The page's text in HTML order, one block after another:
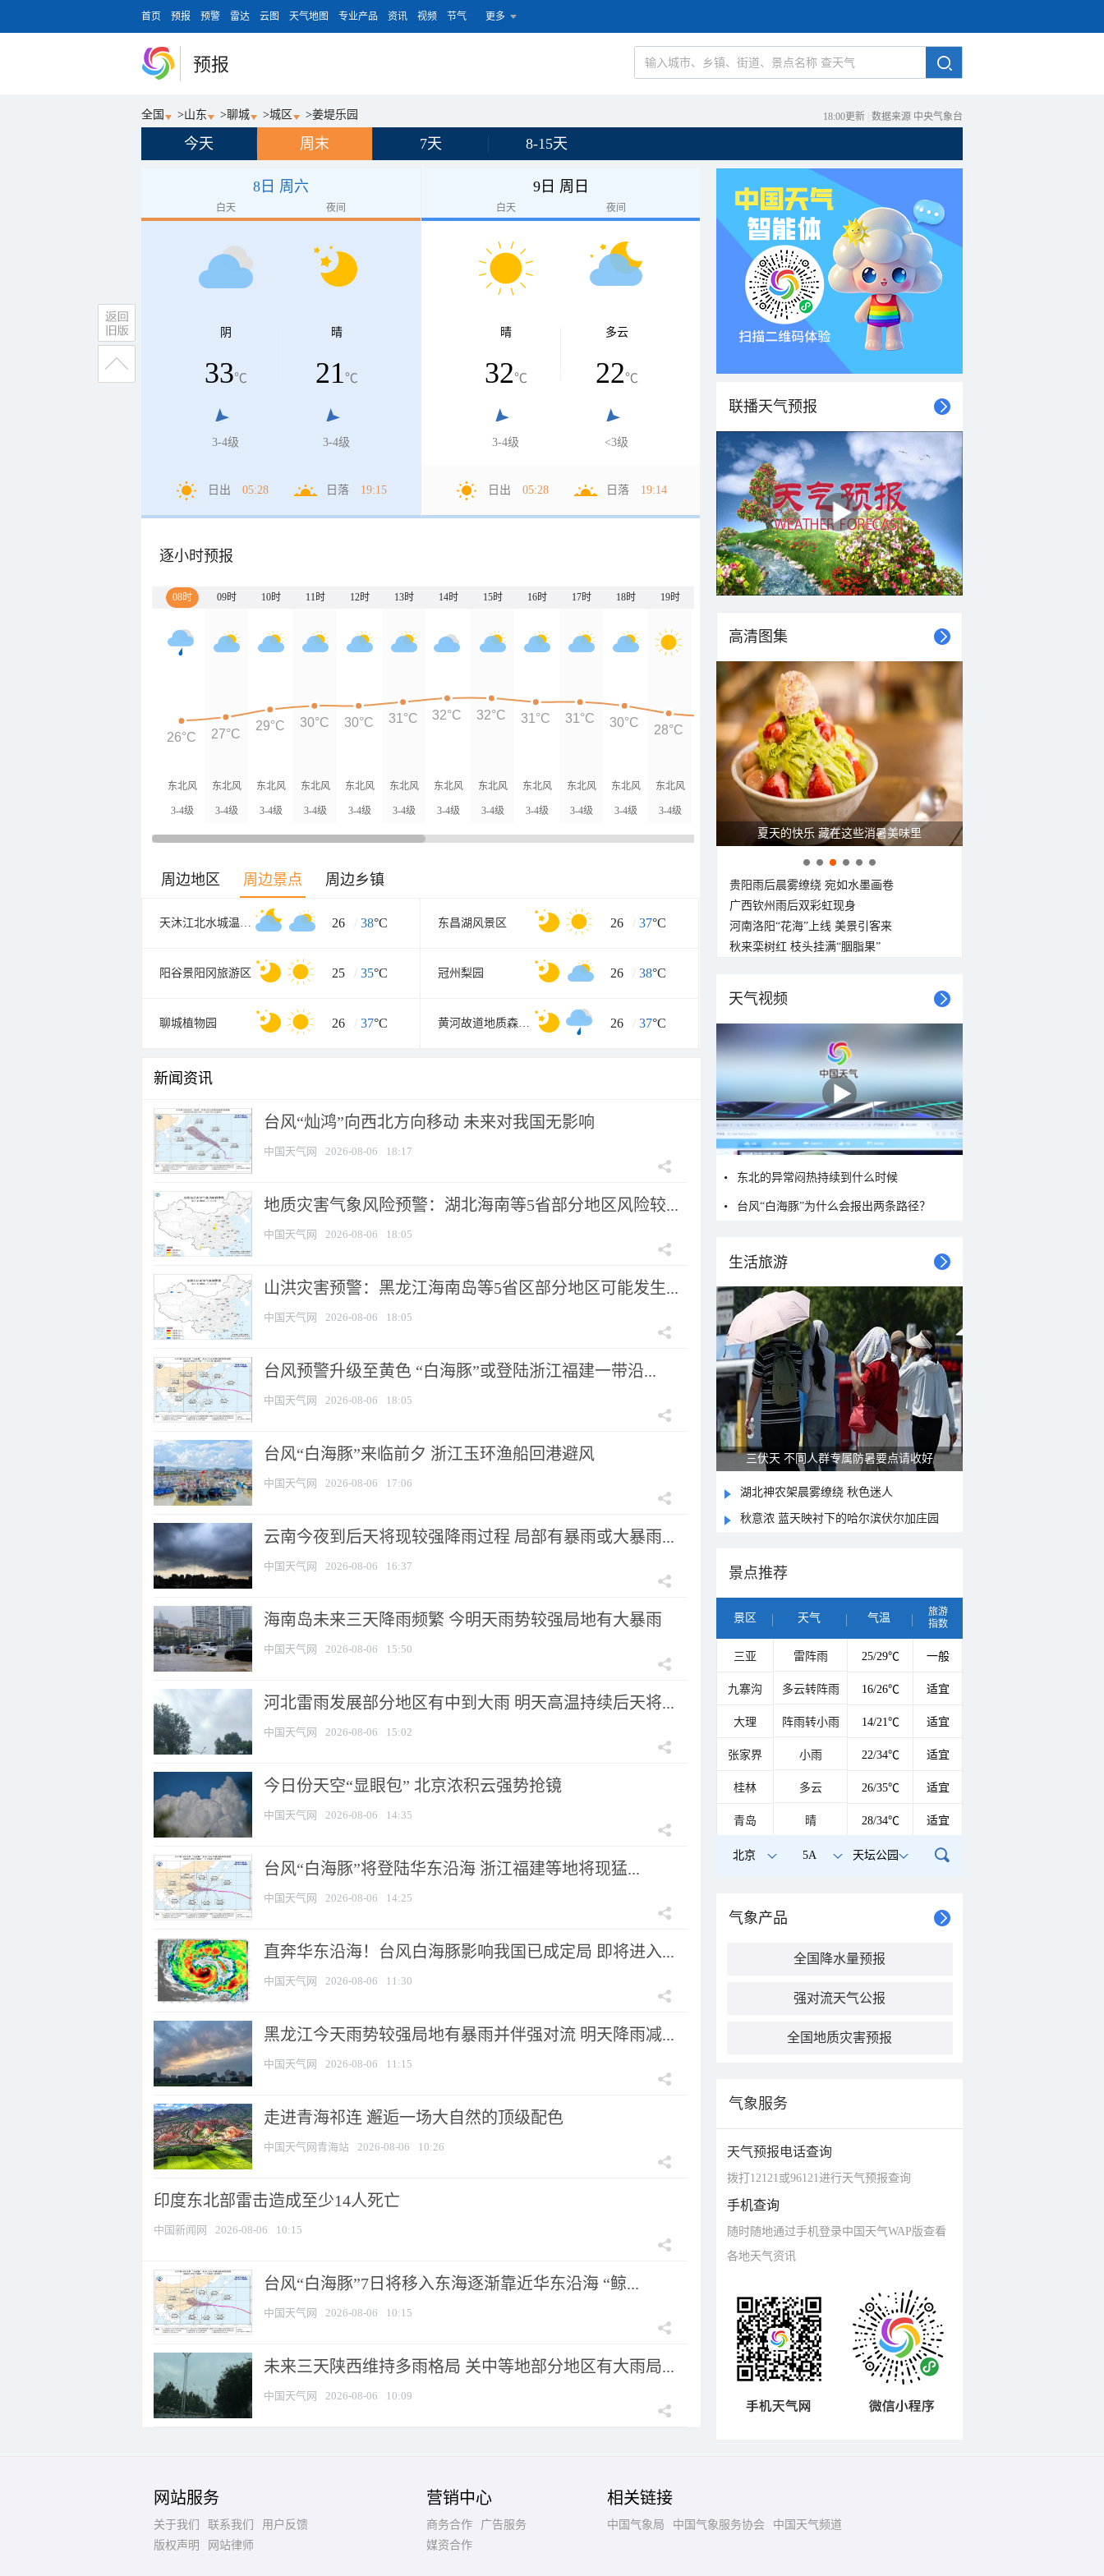
首页 预报 预警 雷达 云图 天气地图 专业产品 资讯 视频 节气 更多
预报
全国 >山东 >聊城 >城区 >姜堤乐园 18:00更新 数据来源 中央气象台
今天 周末 7天 8-15天
8日 周六
白天 夜间
阴
33℃
3-4级
晴
21℃
3-4级
日出 05:28 日落 19:15
9日 周日
白天 夜间
晴
32℃
3-4级
多云
22℃
<3级
日出 05:28 日落 19:14
逐小时预报
08时 09时 10时 11时 12时 13时 14时 15时 16时 17时 18时 19时 20时 21时 22时 23时 00时 01时
东北风
3-4级
东北风
3-4级
东北风
3-4级
东北风
3-4级
东北风
3-4级
东北风
3-4级
东北风
3-4级
东北风
3-4级
东北风
3-4级
东北风
3-4级
东北风
3-4级
东北风
3-4级
东北风
<3级
东北风
<3级
东北风
<3级
东北风
<3级
东北风
<3级
26°C 27°C
29°C 30°C 30°C 31°C 32°C 32°C 31°C 31°C 30°C
28°C
26°C 25°C 24°C
周边地区 周边景点 周边乡镇
天沐江北水城温泉度假村 26 / 38°C 东昌湖风景区 26 / 37°C
阳谷景阳冈旅游区 25 / 35°C 冠州梨园 26 / 38°C
聊城植物园 26 / 37°C 黄河故道地质森林公园 26 / 37°C
新闻资讯
台风“灿鸿”向西北方向移动 未来对我国无影响
中国天气网 2026-08-06 18:17
地质灾害气象风险预警：湖北海南等5省部分地区风险较...
中国天气网 2026-08-06 18:05
山洪灾害预警：黑龙江海南岛等5省区部分地区可能发生...
中国天气网 2026-08-06 18:05
台风预警升级至黄色 “白海豚”或登陆浙江福建一带沿...
中国天气网 2026-08-06 18:05
台风“白海豚”来临前夕 浙江玉环渔船回港避风
中国天气网 2026-08-06 17:06
云南今夜到后天将现较强降雨过程 局部有暴雨或大暴雨...
中国天气网 2026-08-06 16:37
海南岛未来三天降雨频繁 今明天雨势较强局地有大暴雨
中国天气网 2026-08-06 15:50
河北雷雨发展部分地区有中到大雨 明天高温持续后天将...
中国天气网 2026-08-06 15:02
今日份天空“显眼包” 北京浓积云强势抢镜
中国天气网 2026-08-06 14:35
台风“白海豚”将登陆华东沿海 浙江福建等地将现猛...
中国天气网 2026-08-06 14:25
直奔华东沿海！台风白海豚影响我国已成定局 即将进入...
中国天气网 2026-08-06 11:30
黑龙江今天雨势较强局地有暴雨并伴强对流 明天降雨减...
中国天气网 2026-08-06 11:15
走进青海祁连 邂逅一场大自然的顶级配色
中国天气网青海站 2026-08-06 10:26
印度东北部雷击造成至少14人死亡
中国新闻网 2026-08-06 10:15
台风“白海豚”7日将移入东海逐渐靠近华东沿海 “鲸...
中国天气网 2026-08-06 10:15
未来三天陕西维持多雨格局 关中等地部分地区有大雨局...
中国天气网 2026-08-06 10:09
联播天气预报
高清图集
夏天的快乐 藏在这些消暑美味里
贵阳雨后晨雾缭绕 宛如水墨画卷
广西钦州雨后双彩虹现身
河南洛阳“花海”上线 美景引客来
秋来栾树红 枝头挂满“胭脂果”
天气视频
东北的异常闷热持续到什么时候
台风“白海豚”为什么会报出两条路径？
生活旅游
三伏天 不同人群专属防暑要点请收好
湖北神农架晨雾缭绕 秋色迷人
秋意浓 蓝天映衬下的哈尔滨伏尔加庄园
景点推荐
景区 天气 气温
旅游
指数
三亚 雷阵雨 25/29℃ 一般
九寨沟 多云转阵雨 16/26℃ 适宜
大理 阵雨转小雨 14/21℃ 适宜
张家界 小雨 22/34℃ 适宜
桂林 多云 26/35℃ 适宜
青岛 晴 28/34℃ 适宜
北京 5A 天坛公园
气象产品
全国降水量预报
强对流天气公报
全国地质灾害预报
气象服务
天气预报电话查询
拨打12121或96121进行天气预报查询
手机查询
随时随地通过手机登录中国天气WAP版查看
各地天气资讯
网站服务
关于我们 联系我们
用户反馈
版权声明
网站律师
营销中心
商务合作
广告服务
媒资合作
相关链接
中国气象局 中国气象服务协会 中国天气频道